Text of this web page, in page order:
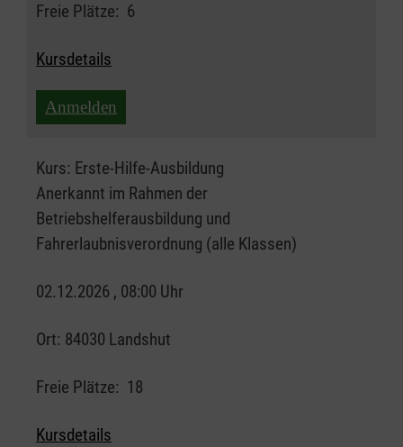
Freie Plätze: 6
Kursdetails
Anmelden
Kurs: Erste-Hilfe-Ausbildung
Anerkannt im Rahmen der
Betriebshelferausbildung und
Fahrerlaubnisverordnung (alle Klassen)
02.12.2026 , 08:00 Uhr
Ort: 84030 Landshut
Freie Plätze: 18
Kursdetails